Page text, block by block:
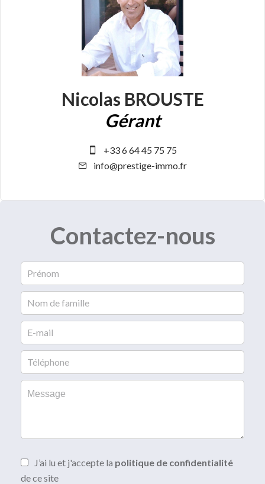
Nicolas BROUSTE
Gérant
+33 6 64 45 75 75
info@prestige-immo.fr
Contactez-nous
J’ai lu et j'accepte la politique de confidentialité
de ce site